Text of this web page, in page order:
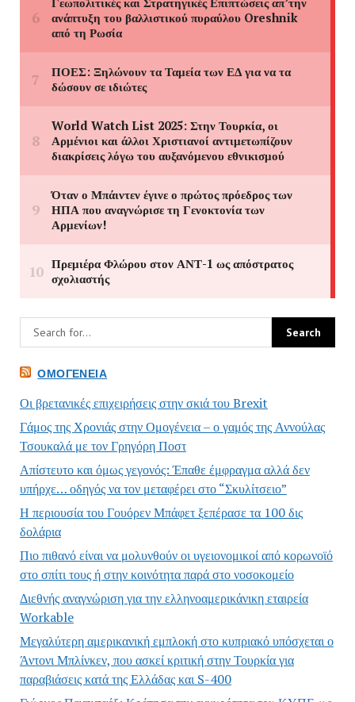
ΟΜΟΓΈΝΕΙΑ
Οι βρετανικές επιχειρήσεις στην σκιά του Brexit
Γάμος της Χρονιάς στην Ομογένεια – ο γαμός της Αννούλας
Τσουκαλά με τον Γρηγόρη Ποστ
Απίστευτο και όμως γεγονός: Έπαθε έμφραγμα αλλά δεν
υπήρχε… οδηγός να τον μεταφέρει στο “Σκυλίτσειο”
Η περιουσία του Γουόρεν Μπάφετ ξεπέρασε τα 100 δις
δολάρια
Πιο πιθανό είναι να μολυνθούν οι υγειονομικοί από κορωνοϊό
στο σπίτι τους ή στην κοινότητα παρά στο νοσοκομείο
Διεθνής αναγνώριση για την ελληνοαμερικάνικη εταιρεία
Workable
Μεγαλύτερη αμερικανική εμπλοκή στο κυπριακό υπόσχεται ο
Άντονι Μπλίνκεν, που ασκεί κριτική στην Τουρκία για
παραβιάσεις κατά της Ελλάδας και S-400